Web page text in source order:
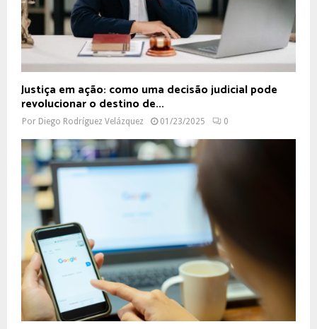
Justiça em ação: como uma decisão judicial pode
revolucionar o destino de...
Por Diego Rodríguez Velázquez 01/23/2025 0